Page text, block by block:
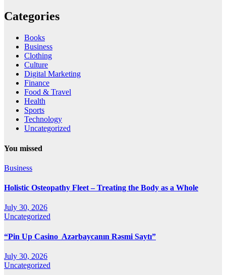
Categories
Books
Business
Clothing
Culture
Digital Marketing
Finance
Food & Travel
Health
Sports
Technology
Uncategorized
You missed
Business
Holistic Osteopathy Fleet – Treating the Body as a Whole
July 30, 2026
Uncategorized
“Pin Up Casino ️ Azərbaycanın Rəsmi Saytı”
July 30, 2026
Uncategorized